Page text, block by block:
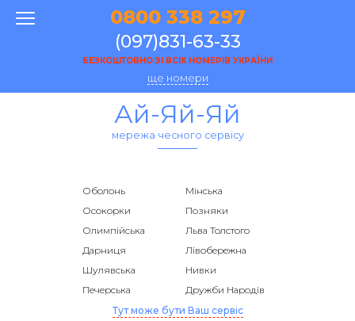
0800 338 297
(097)831-63-33
БЕЗКОШТОВНО ЗІ ВСІХ НОМЕРІВ УКРАЇНИ
ще номери
Ай-Яй-Яй
мережа чесного сервісу
Оболонь
Мінська
Осокорки
Позняки
Олимпійська
Льва Толстого
Дарниця
Лівобережна
Шулявська
Нивки
Печерська
Дружби Народів
Тут може бути Ваш сервіс